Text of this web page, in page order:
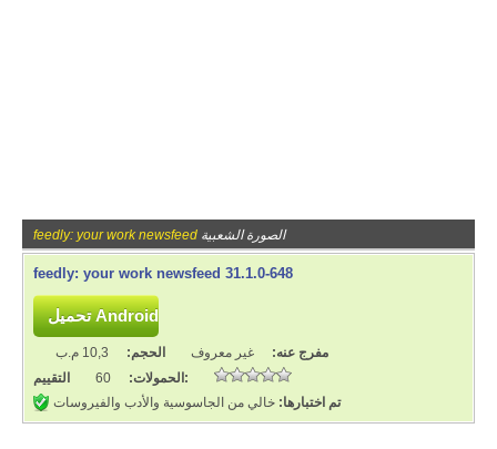
feedly: your work newsfeed الصورة الشعبية
feedly: your work newsfeed 31.1.0-648
مفرج عنه: غير معروف الحجم:
10,3 م.ب
الحمولات:
60
التقييم:
تم اختبارها: خالي من الجاسوسية والأدب والفيروسات